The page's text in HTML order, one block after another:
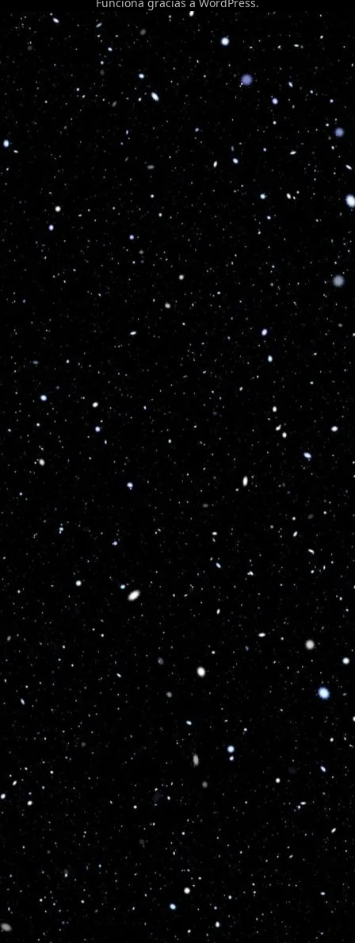
Funciona gracias a WordPress.